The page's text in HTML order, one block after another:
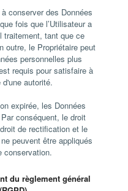
conserver des Données
fois que l’Utilisateur a
traitement, tant que ce
outre, le Propriétaire peut
personnelles plus
requis pour satisfaire à
autorité.
expirée, les Données
conséquent, le droit
de rectification et le
peuvent être appliqués
conservation.
du règlement général